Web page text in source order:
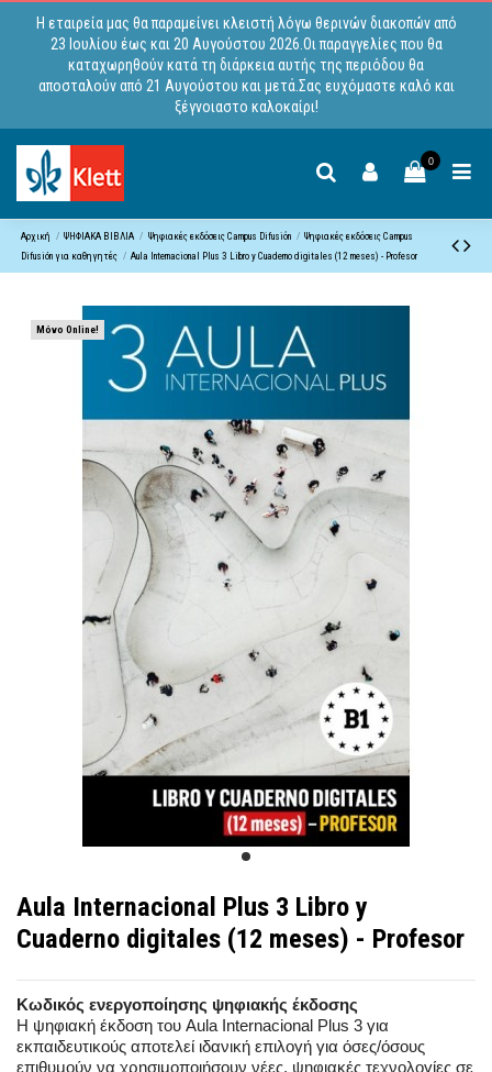
Η εταιρεία μας θα παραμείνει κλειστή λόγω θερινών διακοπών από
23 Ιουλίου έως και 20 Αυγούστου 2026.Οι παραγγελίες που θα
καταχωρηθούν κατά τη διάρκεια αυτής της περιόδου θα
αποσταλούν από 21 Αυγούστου και μετά.Σας ευχόμαστε καλό και
ξέγνοιαστο καλοκαίρι!
0
Αρχική ΨΗΦΙΑΚΑ ΒΙΒΛΙΑ Ψηφιακές εκδόσεις Campus Difusiόn
Ψηφιακές εκδόσεις Campus
Difusión για καθηγητές
Aula Internacional Plus 3 Libro y Cuaderno digitales (12 meses) - Profesor
Μόνο Online!
Aula Internacional Plus 3 Libro y
Cuaderno digitales (12 meses) - Profesor
Κωδικός ενεργοποίησης ψηφιακής έκδοσης
Η ψηφιακή έκδοση του Aula Internacional Plus 3 για
εκπαιδευτικούς αποτελεί ιδανική επιλογή για όσες/όσους
επιθυμούν να χρησιμοποιήσουν νέες, ψηφιακές τεχνολογίες σε